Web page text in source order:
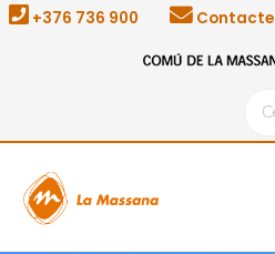
+376 736 900 Contacte